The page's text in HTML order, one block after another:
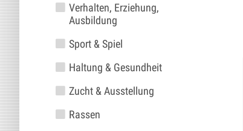
Verhalten, Erziehung,
Ausbildung
Sport & Spiel
Haltung & Gesundheit
Zucht & Ausstellung
Rassen